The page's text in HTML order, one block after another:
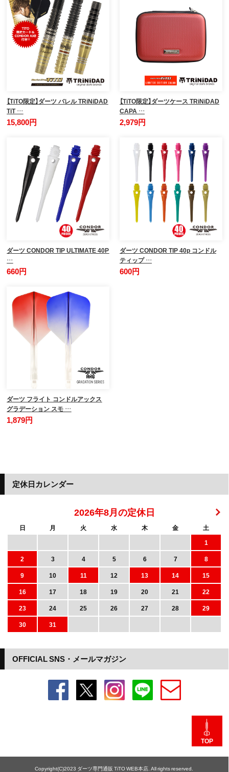
【TiTO限定】ダーツ バレル TRiNiDAD
TiT …
15,800円
【TiTO限定】ダーツケース TRiNiDAD
CAPA …
2,979円
ダーツ CONDOR TIP ULTIMATE 40P
…
660円
ダーツ CONDOR TIP 40p コンドル
ティップ …
600円
ダーツ フライト コンドルアックス
グラデーション スモ …
1,879円
OFFICIAL SNS・メールマガジン
定休日カレンダー
2026年8月の定休日
日 月 火 水 木 金
土
1
2
3 4 5 6 7
8
9
10 11 12 13 14
15
16
17 18 19 20 21
22
23
24 25 26 27 28
29
30
31
TOP
Copyright(C)2023 ダーツ専門通販 TiTO WEB本店. All rights reserved.